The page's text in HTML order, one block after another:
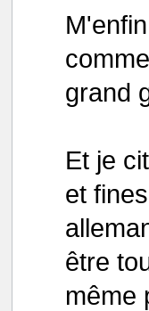
grand
Et je
et
être
même